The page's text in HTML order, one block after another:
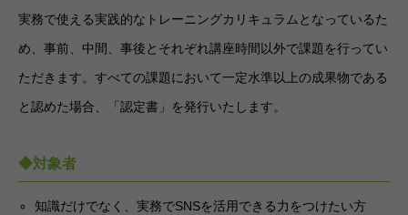
実務で使える実践的なトレーニングカリキュラムとなっているた
め、事前、中間、事後とそれぞれ講座時間以外で課題を行ってい
ただきます。すべての課題において一定水準以上の成果物である
と認めた場合、「認定書」を発行いたします。
◆対象者
知識だけでなく、実務でSNSを活用できる力をつけたい方